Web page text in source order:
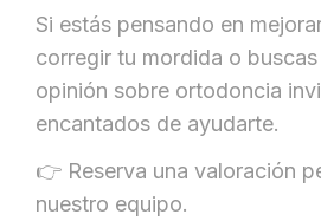
Si estás pensando en
corregir tu mordida o
opinión sobre ortodoncia
encantados de ayudarte.
👉 Reserva una valoración
nuestro equipo.